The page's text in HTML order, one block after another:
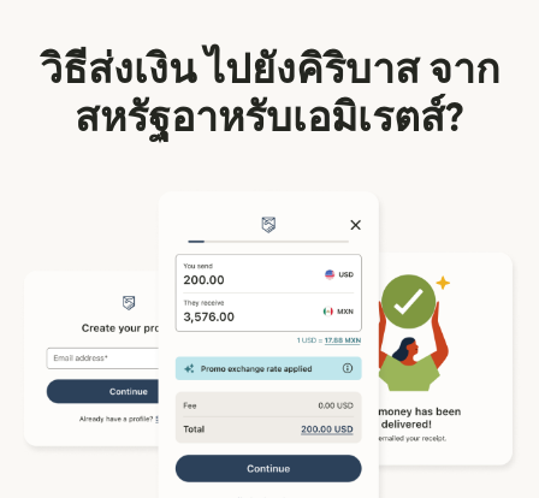
วิธีส่งเงิน ไปยังคิริบาส จาก
สหรัฐอาหรับเอมิเรตส์?